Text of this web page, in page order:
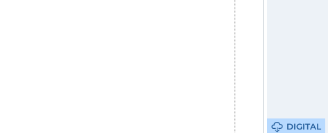
DIGITAL